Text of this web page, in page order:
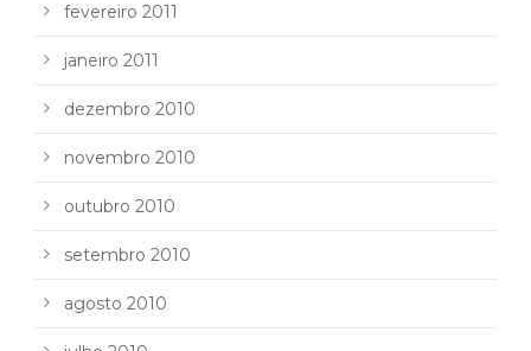
fevereiro 2011
janeiro 2011
dezembro 2010
novembro 2010
outubro 2010
setembro 2010
agosto 2010